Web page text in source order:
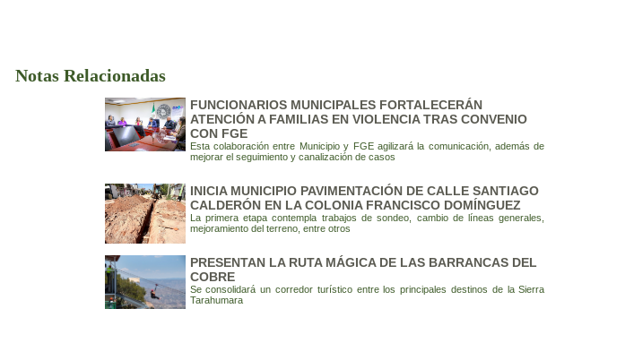
Notas Relacionadas
FUNCIONARIOS MUNICIPALES FORTALECERÁN
ATENCIÓN A FAMILIAS EN VIOLENCIA TRAS CONVENIO
CON FGE
Esta colaboración entre Municipio y FGE agilizará la comunicación, además de
mejorar el seguimiento y canalización de casos
INICIA MUNICIPIO PAVIMENTACIÓN DE CALLE SANTIAGO
CALDERÓN EN LA COLONIA FRANCISCO DOMÍNGUEZ
La primera etapa contempla trabajos de sondeo, cambio de líneas generales,
mejoramiento del terreno, entre otros
PRESENTAN LA RUTA MÁGICA DE LAS BARRANCAS DEL
COBRE
Se consolidará un corredor turístico entre los principales destinos de la Sierra
Tarahumara